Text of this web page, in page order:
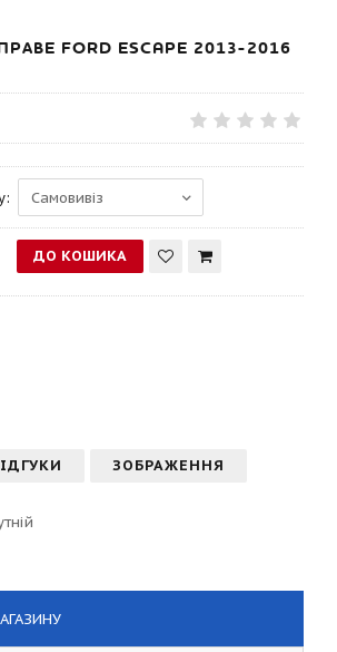
FORD ESCAPE 2013-2016
ЗОБРАЖЕННЯ